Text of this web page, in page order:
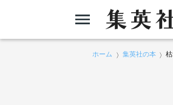
ホーム 集英社の本